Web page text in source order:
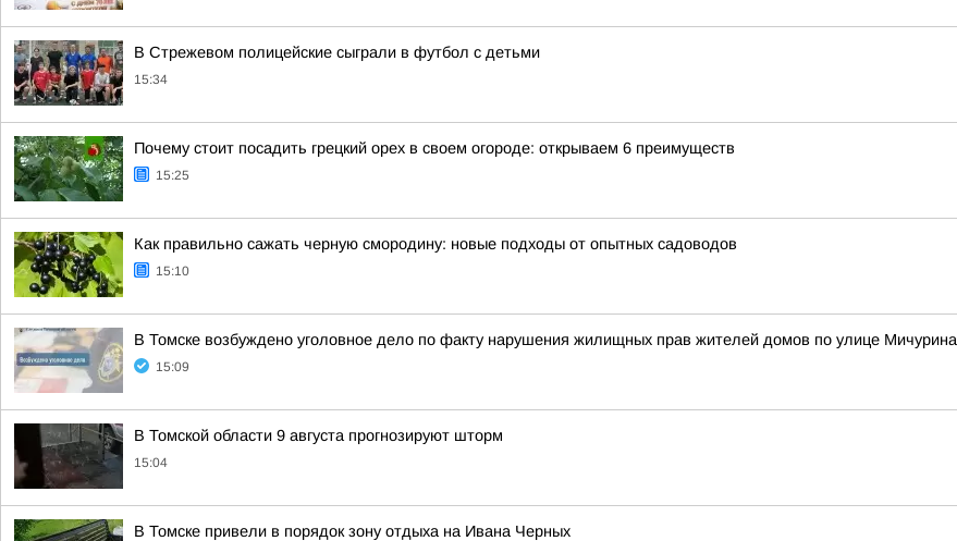
В Стрежевом полицейские сыграли в футбол с детьми
15:34
Почему стоит посадить грецкий орех в своем огороде: открываем 6 преимуществ
15:25
Как правильно сажать черную смородину: новые подходы от опытных садоводов
15:10
В Томске возбуждено уголовное дело по факту нарушения жилищных прав жителей домов по улице Мичурина
15:09
В Томской области 9 августа прогнозируют шторм
15:04
В Томске привели в порядок зону отдыха на Ивана Черных